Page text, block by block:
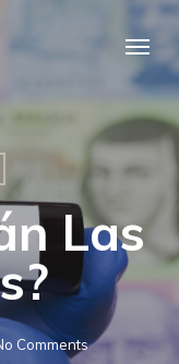
Menu
Las
Comments